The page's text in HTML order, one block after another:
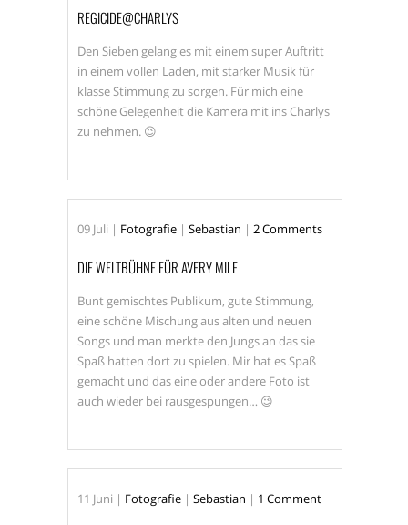
REGICIDE@CHARLYS
Den Sieben gelang es mit einem super Auftritt
in einem vollen Laden, mit starker Musik für
klasse Stimmung zu sorgen. Für mich eine
schöne Gelegenheit die Kamera mit ins Charlys
zu nehmen. 😉
09 Juli | Fotografie | Sebastian | 2 Comments
DIE WELTBÜHNE FÜR AVERY MILE
Bunt gemischtes Publikum, gute Stimmung,
eine schöne Mischung aus alten und neuen
Songs und man merkte den Jungs an das sie
Spaß hatten dort zu spielen. Mir hat es Spaß
gemacht und das eine oder andere Foto ist
auch wieder bei rausgespungen… 😉
11 Juni | Fotografie | Sebastian | 1 Comment